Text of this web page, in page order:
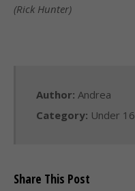
(Rick Hunter)
Author: Andrea
Category: Under 16
Share This Post